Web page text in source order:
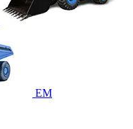
EM